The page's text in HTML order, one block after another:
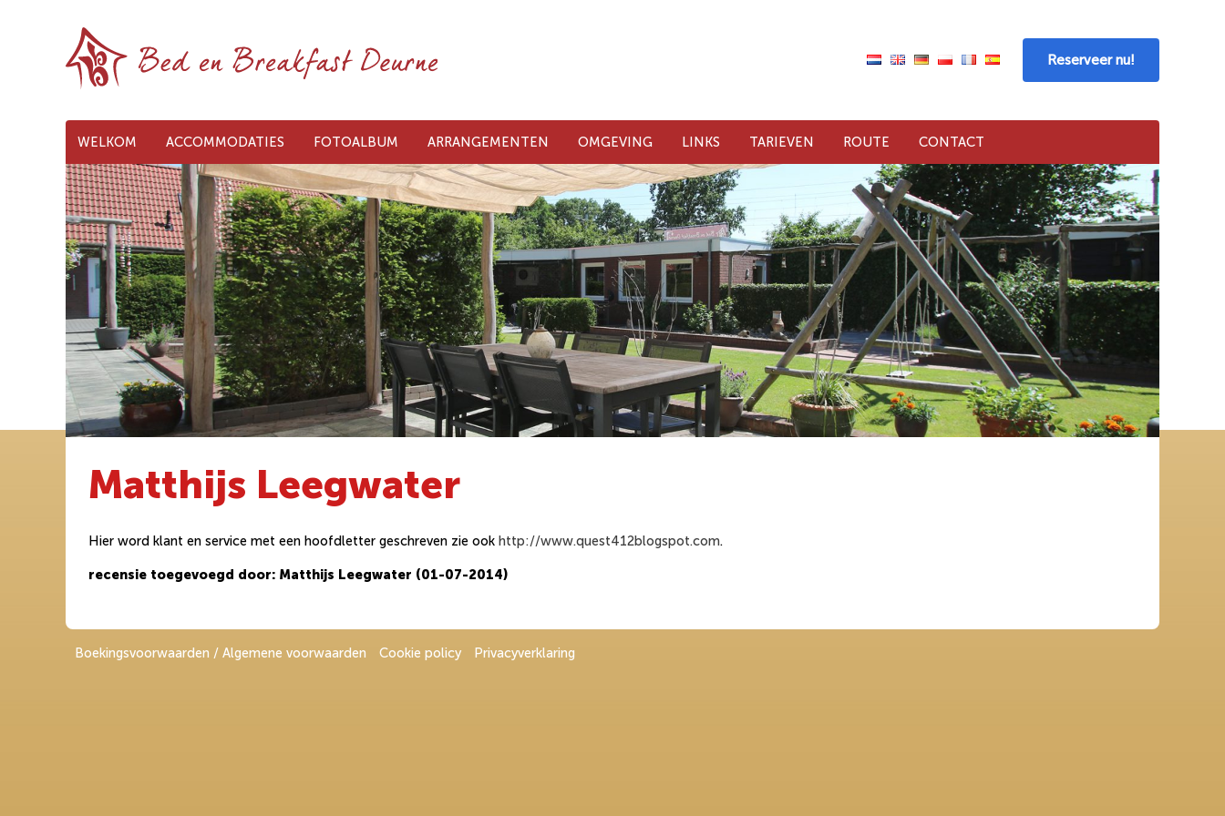
Reserveer nu!
WELKOM ACCOMMODATIES FOTOALBUM ARRANGEMENTEN OMGEVING LINKS TARIEVEN ROUTE CONTACT
Matthijs Leegwater
Hier word klant en service met een hoofdletter geschreven zie ook http://www.quest412blogspot.com.
recensie toegevoegd door: Matthijs Leegwater (01-07-2014)
Boekingsvoorwaarden / Algemene voorwaarden Cookie policy Privacyverklaring